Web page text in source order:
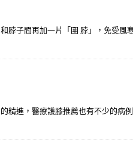
脖子間再加一片「圍 脖」，免受
進，醫療護膝推薦也有不少的病